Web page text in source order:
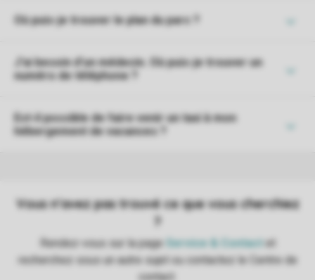
Où puis-je trouver le plan du parc ?
J'ai besoin d'un médecin. Où puis-je trouver un
numéro de téléphone ?
Est-il possible de faire venir un taxi à mon
hébergement de vacances ?